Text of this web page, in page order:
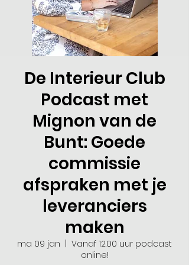
De Interieur Club
Podcast met
Mignon van de
Bunt: Goede
commissie
afspraken met je
leveranciers
maken
ma 09 jan
Vanaf 12.00 uur podcast
online!